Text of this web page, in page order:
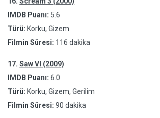
IMDB Puanı: 5.6
Türü: Korku, Gizem
Filmin Süresi: 116 dakika
17. Saw VI (2009)
IMDB Puanı: 6.0
Türü: Korku, Gizem, Gerilim
Filmin Süresi: 90 dakika